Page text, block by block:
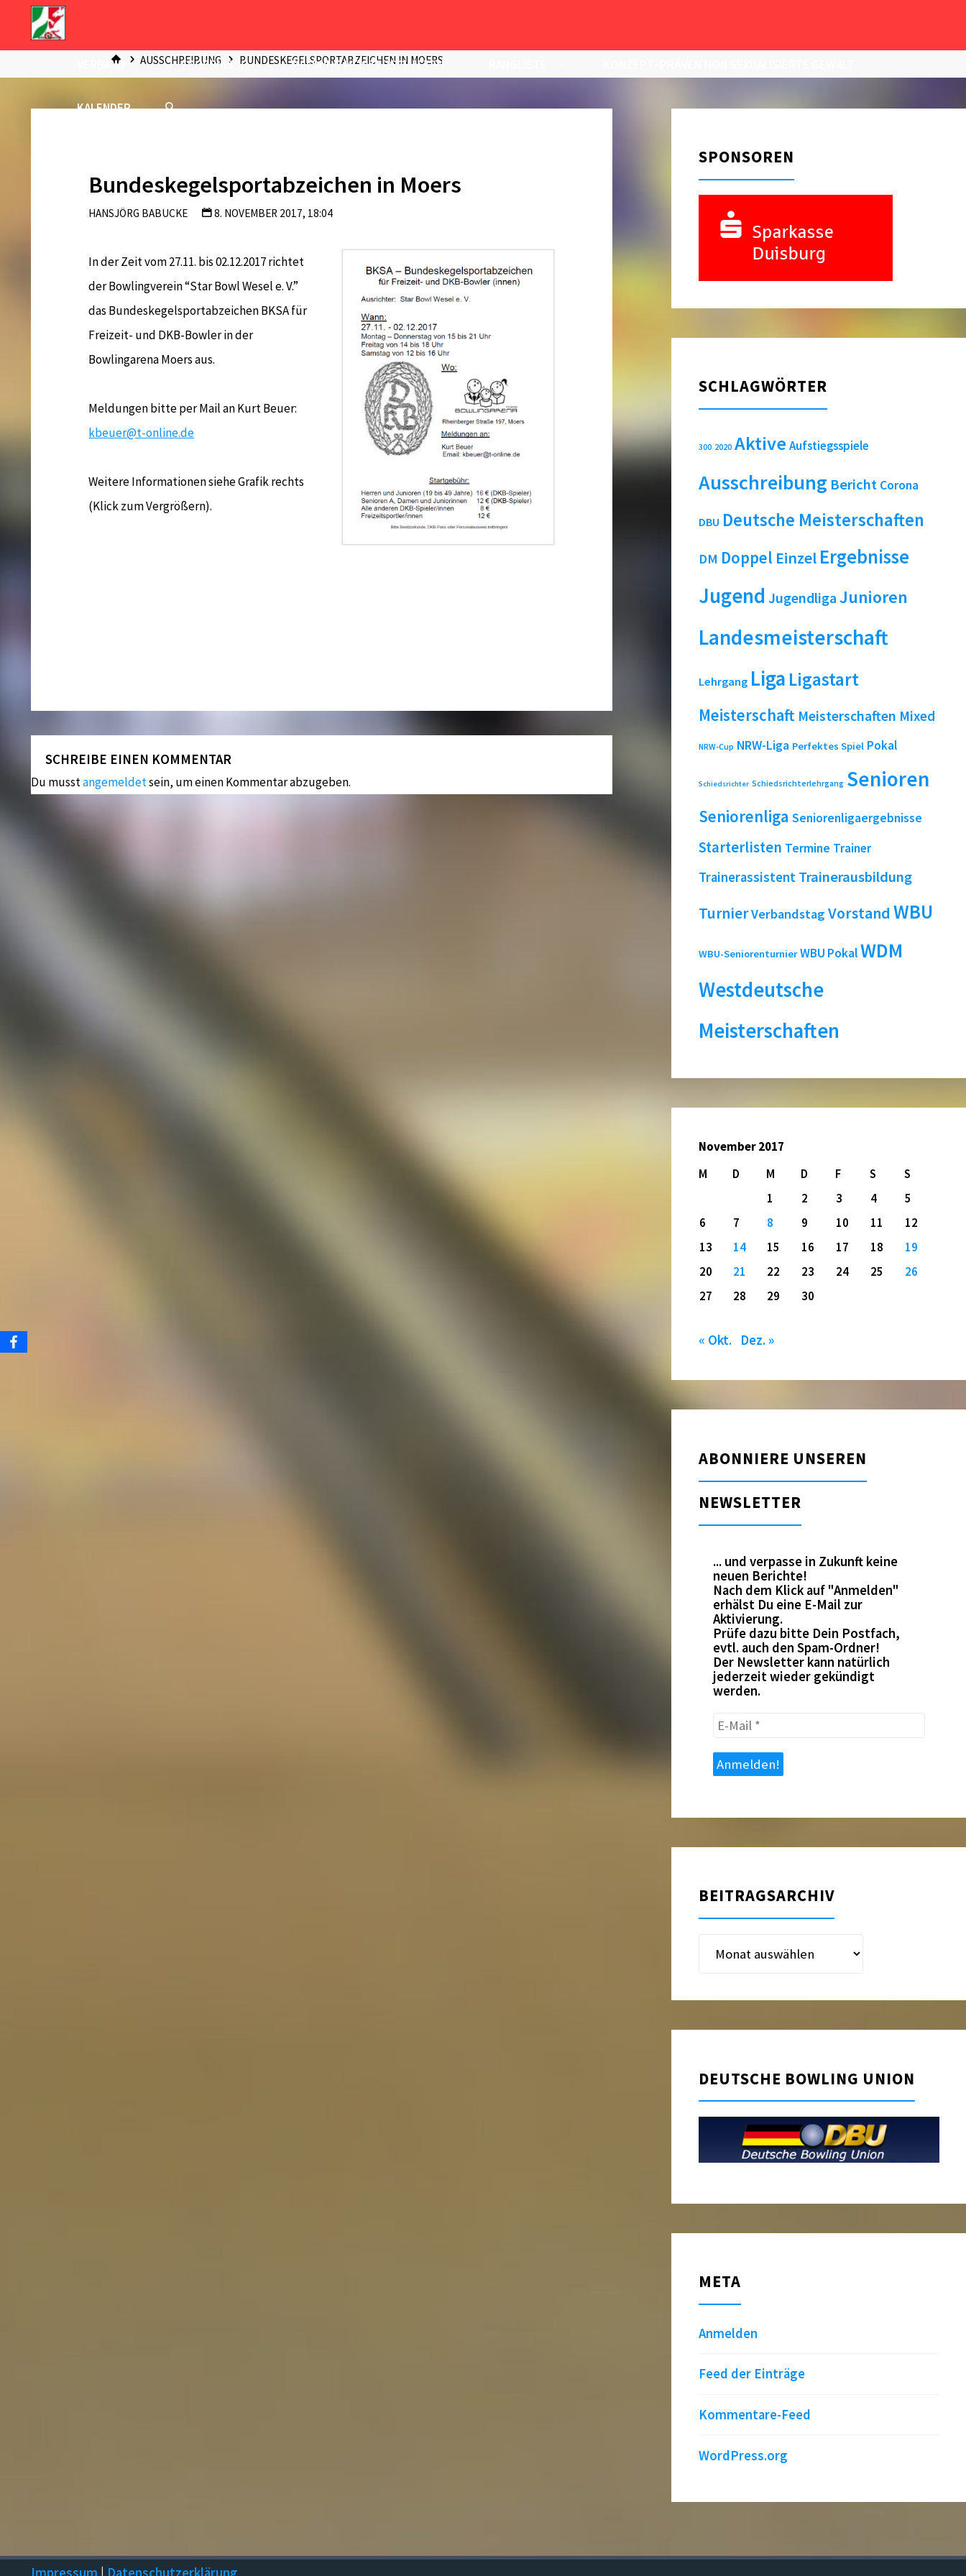
VERBAND ERGEBNISSE MELDUNG MEISTERSCHAFTEN
KALENDER
START
AUSSCHREIBUNG BUNDESKEGELSPORTABZEICHEN IN MOERS
Bundeskegelsportabzeichen in Moers
HANSJÖRG BABUCKE 8. NOVEMBER 2017, 18:04
In der Zeit vom 27.11. bis 02.12.2017 richtet
der Bowlingverein “Star Bowl Wesel e. V.”
das Bundeskegelsportabzeichen BKSA für
Freizeit- und DKB-Bowler in der
Bowlingarena Moers aus.
Meldungen bitte per Mail an Kurt Beuer:
kbeuer@t-online.de
Weitere Informationen siehe Grafik rechts
(Klick zum Vergrößern).
SCHREIBE EINEN KOMMENTAR
Du musstangemeldetsein, um einen Kommentar abzugeben.
SPONSOREN
SCHLAGWÖRTER
300 2020 Aktive Aufstiegsspiele
Ausschreibung Bericht Corona
DBU Deutsche Meisterschaften
DM Doppel Einzel Ergebnisse
Jugend Jugendliga Junioren
Landesmeisterschaft
Lehrgang Liga Ligastart
Meisterschaft Meisterschaften Mixed
NRW-Cup NRW-Liga Perfektes Spiel Pokal
Schiedsrichter Schiedsrichterlehrgang Senioren
Seniorenliga Seniorenligaergebnisse
Starterlisten Termine Trainer
Trainerassistent Trainerausbildung
TurnierVerbandstag Vorstand WBU
WBU-Seniorenturnier WBU PokalWDM
Westdeutsche
Meisterschaften
November 2017
M
D M D F S
S
1
2 3 4
5
6
7 8 9 10 11
12
13
14 15 16 17 18
19
20
21 22 23 24 25
26
27
28 29 30
« Okt. Dez. »
ABONNIERE UNSEREN
NEWSLETTER
... und verpasse in Zukunft keine
neuen Berichte!
Nach dem Klick auf "Anmelden"
erhälst Du eine E-Mail zur
Aktivierung.
Prüfe dazu bitte Dein Postfach,
evtl. auch den Spam-Ordner!
Der Newsletter kann natürlich
jederzeit wieder gekündigt
werden.
E-
Mail
BEITRAGSARCHIV
Beitragsarchiv
DEUTSCHE BOWLING UNION
META
Anmelden
Feed der Einträge
Kommentare-Feed
WordPress.org